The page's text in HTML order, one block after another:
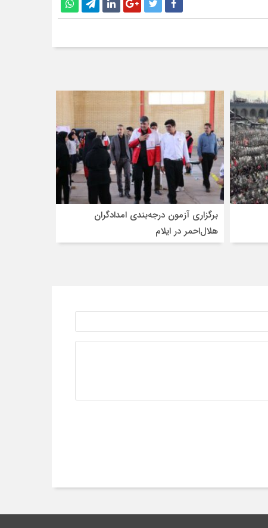
برگزاری آزمون درجه‌بندی امدادگران
هلال‌احمر در ایلام